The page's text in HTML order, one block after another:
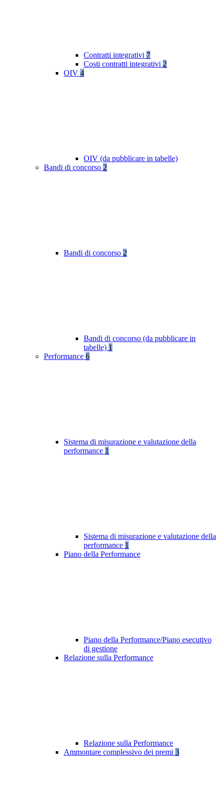
Contratti integrativi 7
Costi contratti integrativi 2
OIV 4
OIV (da pubblicare in tabelle)
Bandi di concorso 2
Bandi di concorso 2
Bandi di concorso (da pubblicare in
tabelle) 1
Performance 6
Sistema di misurazione e valutazione della
performance 1
Sistema di misurazione e valutazione della
performance 1
Piano della Performance
Piano della Performance/Piano esecutivo
di gestione
Relazione sulla Performance
Relazione sulla Performance
Ammontare complessivo dei premi 3